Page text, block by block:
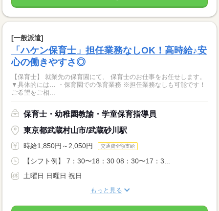
[一般派遣]
「ハケン保育士」担任業務なしOK！高時給♪安
心の働きやすさ◎
【保育士】 就業先の保育園にて、 保育士のお仕事をお任せします。
▼具体的には… ・保育園での保育業務 ※担任業務なしも可能です！
ご希望をご相...
保育士・幼稚園教諭・学童保育指導員
東京都武蔵村山市/武蔵砂川駅
時給1,850円～2,050円 交通費全額支給
【シフト例】 7：30〜18：30 08：30〜17：3...
土曜日 日曜日 祝日
もっと見る